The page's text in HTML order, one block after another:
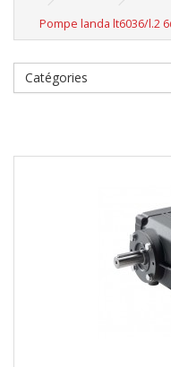
Pompe landa lt6036/l.2
Catégories